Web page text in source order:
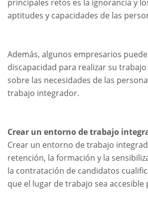
principales retos es la ignorancia y
aptitudes y capacidades de las
Además, algunos empresarios
discapacidad para realizar su
sobre las necesidades de las
trabajo integrador.
Crear un entorno de trabajo
Crear un entorno de trabajo
retención, la formación y la
la contratación de candidatos
que el lugar de trabajo sea accesible